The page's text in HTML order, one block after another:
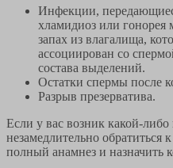
Инфекции,
хламидиоз или гонорея
запах из влагалища,
ассоциирован со
состава выделений.
Остатки спермы после
Разрыв презерватива.
Если у вас возник какой-
незамедлительно обратиться
полный анамнез и назначить